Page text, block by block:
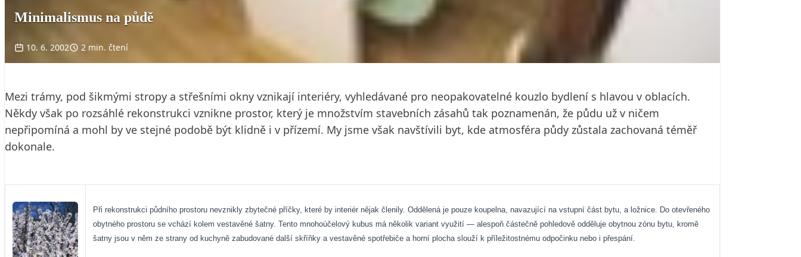
Minimalismus na půdě
10. 6. 2002 2 min. čtení
Mezi trámy, pod šikmými stropy a střešními okny vznikají interiéry, vyhledávané pro neopakovatelné kouzlo bydlení s hlavou v oblacích.
Někdy však po rozsáhlé rekonstrukci vznikne prostor, který je množstvím stavebních zásahů tak poznamenán, že půdu už v ničem
nepřipomíná a mohl by ve stejné podobě být klidně i v přízemí. My jsme však navštívili byt, kde atmosféra půdy zůstala zachovaná téměř
dokonale.
Při rekonstrukci půdního prostoru nevznikly zbytečné příčky, které by interiér nějak členily. Oddělená je pouze koupelna, navazující na vstupní část bytu, a ložnice. Do otevřeného
obytného prostoru se vchází kolem vestavěné šatny. Tento mnohoúčelový kubus má několik variant využití — alespoň částečně pohledově odděluje obytnou zónu bytu, kromě
šatny jsou v něm ze strany od kuchyně zabudované další skříňky a vestavěné spotřebiče a horní plocha slouží k příležitostnému odpočinku nebo i přespání.